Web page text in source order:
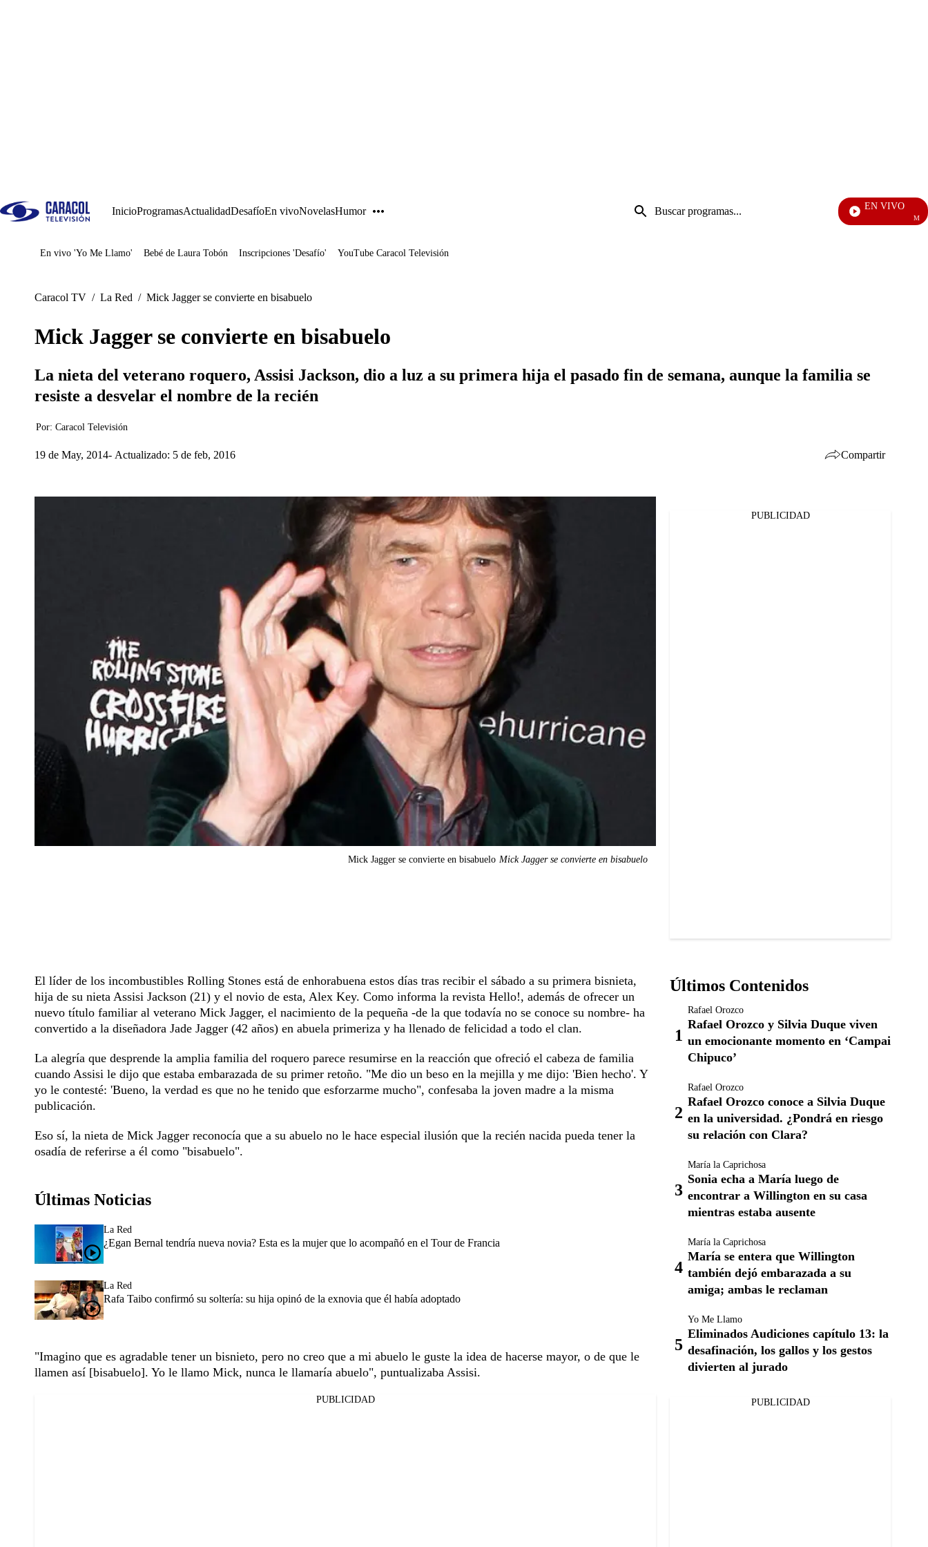
InicioProgramasActualidadDesafíoEn vivoNovelasHumor
Entrada
de
EN VIVO
Mi
Juegos
En vivo 'Yo Me Llamo' Bebé de Laura Tobón Inscripciones 'Desafío' YouTube Caracol Televisión
Caracol TV / La Red / Mick Jagger se convierte en bisabuelo
Mick Jagger se convierte en bisabuelo
La nieta del veterano roquero, Assisi Jackson, dio a luz a su primera hija el pasado fin de semana, aunque la familia se
resiste a desvelar el nombre de la recién
Por: Caracol Televisión
19 de May, 2014 Actualizado: 5 de feb, 2016 Compartir
Mick Jagger se convierte en bisabuelo Mick Jagger se convierte en bisabuelo
El líder de los incombustibles Rolling Stones está de enhorabuena estos días tras recibir el sábado a su primera bisnieta,
hija de su nieta Assisi Jackson (21) y el novio de esta, Alex Key. Como informa la revista Hello!, además de ofrecer un
nuevo título familiar al veterano Mick Jagger, el nacimiento de la pequeña -de la que todavía no se conoce su nombre- ha
convertido a la diseñadora Jade Jagger (42 años) en abuela primeriza y ha llenado de felicidad a todo el clan.
La alegría que desprende la amplia familia del roquero parece resumirse en la reacción que ofreció el cabeza de familia
cuando Assisi le dijo que estaba embarazada de su primer retoño. "Me dio un beso en la mejilla y me dijo: 'Bien hecho'. Y
yo le contesté: 'Bueno, la verdad es que no he tenido que esforzarme mucho", confesaba la joven madre a la misma
publicación.
Eso sí, la nieta de Mick Jagger reconocía que a su abuelo no le hace especial ilusión que la recién nacida pueda tener la
osadía de referirse a él como "bisabuelo".
Últimas Noticias
La Red
¿Egan Bernal tendría nueva novia? Esta es la mujer que lo acompañó en el Tour de Francia
La Red
Rafa Taibo confirmó su soltería: su hija opinó de la exnovia que él había adoptado
"Imagino que es agradable tener un bisnieto, pero no creo que a mi abuelo le guste la idea de hacerse mayor, o de que le
llamen así [bisabuelo]. Yo le llamo Mick, nunca le llamaría abuelo", puntualizaba Assisi.
PUBLICIDAD
PUBLICIDAD
Últimos Contenidos
Rafael Orozco
Rafael Orozco y Silvia Duque viven
un emocionante momento en ‘Campai
Chipuco’
Rafael Orozco
Rafael Orozco conoce a Silvia Duque
en la universidad. ¿Pondrá en riesgo
su relación con Clara?
María la Caprichosa
Sonia echa a María luego de
encontrar a Willington en su casa
mientras estaba ausente
María la Caprichosa
María se entera que Willington
también dejó embarazada a su
amiga; ambas le reclaman
Yo Me Llamo
Eliminados Audiciones capítulo 13: la
desafinación, los gallos y los gestos
divierten al jurado
PUBLICIDAD